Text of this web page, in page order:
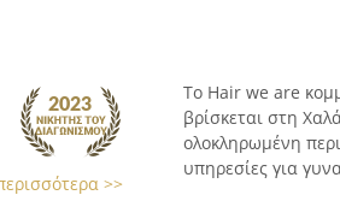
>>
Το Hair we are
βρίσκεται στη
ολοκληρωμένη
υπηρεσίες για